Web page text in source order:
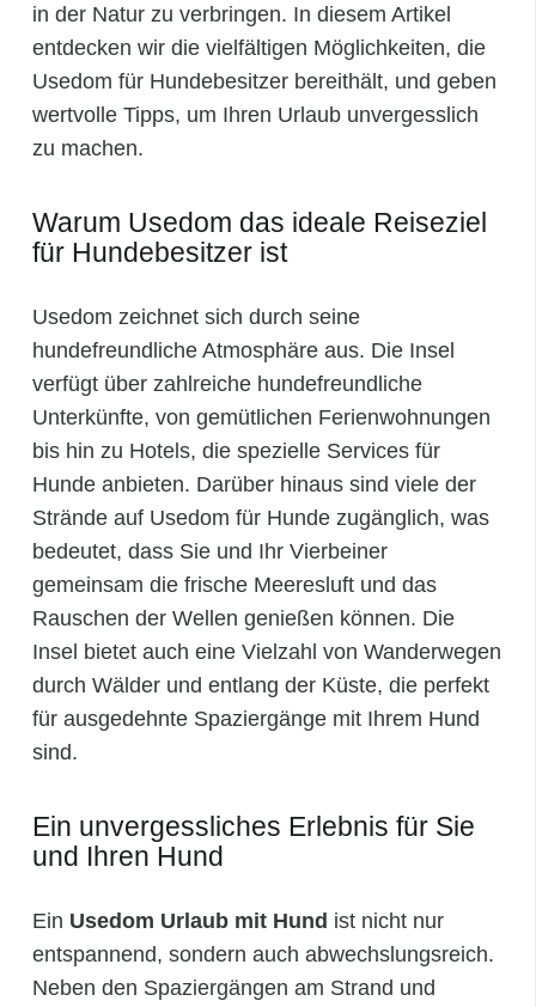
in der Natur zu verbringen. In diesem Artikel
entdecken wir die vielfältigen Möglichkeiten, die
Usedom für Hundebesitzer bereithält, und geben
wertvolle Tipps, um Ihren Urlaub unvergesslich
zu machen.
Warum Usedom das ideale Reiseziel
für Hundebesitzer ist
Usedom zeichnet sich durch seine
hundefreundliche Atmosphäre aus. Die Insel
verfügt über zahlreiche hundefreundliche
Unterkünfte, von gemütlichen Ferienwohnungen
bis hin zu Hotels, die spezielle Services für
Hunde anbieten. Darüber hinaus sind viele der
Strände auf Usedom für Hunde zugänglich, was
bedeutet, dass Sie und Ihr Vierbeiner
gemeinsam die frische Meeresluft und das
Rauschen der Wellen genießen können. Die
Insel bietet auch eine Vielzahl von Wanderwegen
durch Wälder und entlang der Küste, die perfekt
für ausgedehnte Spaziergänge mit Ihrem Hund
sind.
Ein unvergessliches Erlebnis für Sie
und Ihren Hund
Ein Usedom Urlaub mit Hund ist nicht nur
entspannend, sondern auch abwechslungsreich.
Neben den Spaziergängen am Strand und